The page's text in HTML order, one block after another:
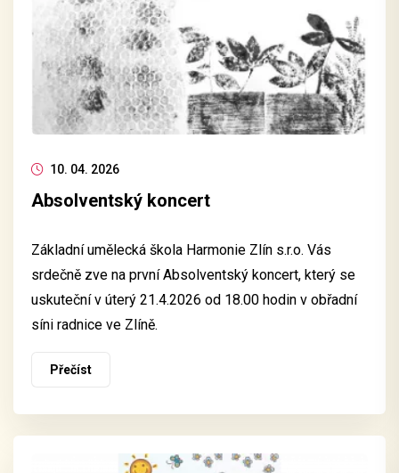
10. 04. 2026
Absolventský koncert
Základní umělecká škola Harmonie Zlín s.r.o. Vás
srdečně zve na první Absolventský koncert, který se
uskuteční v úterý 21.4.2026 od 18.00 hodin v obřadní
síni radnice ve Zlíně.
Přečíst